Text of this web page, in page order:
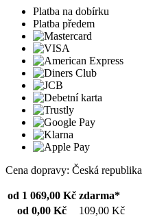
Platba na dobírku
Platba předem
Cena dopravy: Česká republika
od 1 069,00 Kč zdarma*
od 0,00 Kč
109,00 Kč